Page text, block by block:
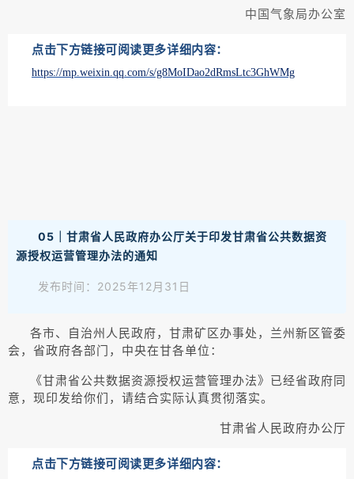
中国气象局办公室
点击下方链接可阅读更多详细内容：
https://mp.weixin.qq.com/s/g8MoIDao2dRmsLtc3GhWMg
05｜甘肃省人民政府办公厅关于印发甘肃省公共数据资
源授权运营管理办法的通知
发布时间：2025年12月31日
各市、自治州人民政府，甘肃矿区办事处，兰州新区管委
会，省政府各部门，中央在甘各单位：
《甘肃省公共数据资源授权运营管理办法》已经省政府同
意，现印发给你们，请结合实际认真贯彻落实。
甘肃省人民政府办公厅
点击下方链接可阅读更多详细内容：